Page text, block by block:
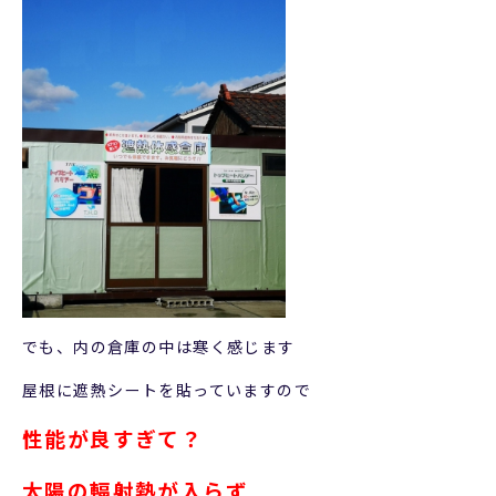
でも、内の倉庫の中は寒く感じます
屋根に遮熱シートを貼っていますので
性能が良すぎて？